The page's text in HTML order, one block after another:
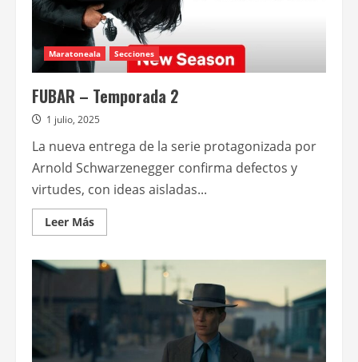
Maratoneala Secciones
FUBAR – Temporada 2
1 julio, 2025
La nueva entrega de la serie protagonizada por
Arnold Schwarzenegger confirma defectos y
virtudes, con ideas aisladas...
Leer MásLeer
más
FUBAR
Temporada
2